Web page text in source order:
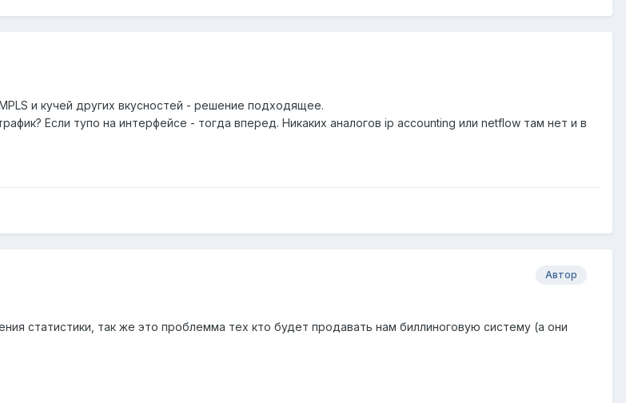
и кучей других вкусностей - решение подходящее.
Если тупо на интерфейсе - тогда вперед. Никаких аналогов ip accounting или netflow там нет и в
Автор
статистики, так же это проблемма тех кто будет продавать нам биллиноговую систему (а они